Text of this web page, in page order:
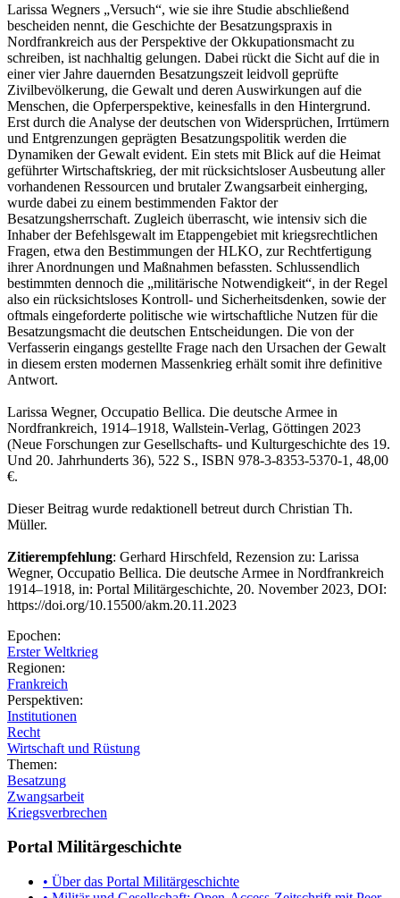
Larissa Wegners „Versuch“, wie sie ihre Studie abschließend
bescheiden nennt, die Geschichte der Besatzungspraxis in
Nordfrankreich aus der Perspektive der Okkupationsmacht zu
schreiben, ist nachhaltig gelungen. Dabei rückt die Sicht auf die in
einer vier Jahre dauernden Besatzungszeit leidvoll geprüfte
Zivilbevölkerung, die Gewalt und deren Auswirkungen auf die
Menschen, die Opferperspektive, keinesfalls in den Hintergrund.
Erst durch die Analyse der deutschen von Widersprüchen, Irrtümern
und Entgrenzungen geprägten Besatzungspolitik werden die
Dynamiken der Gewalt evident. Ein stets mit Blick auf die Heimat
geführter Wirtschaftskrieg, der mit rücksichtsloser Ausbeutung aller
vorhandenen Ressourcen und brutaler Zwangsarbeit einherging,
wurde dabei zu einem bestimmenden Faktor der
Besatzungsherrschaft. Zugleich überrascht, wie intensiv sich die
Inhaber der Befehlsgewalt im Etappengebiet mit kriegsrechtlichen
Fragen, etwa den Bestimmungen der HLKO, zur Rechtfertigung
ihrer Anordnungen und Maßnahmen befassten. Schlussendlich
bestimmten dennoch die „militärische Notwendigkeit“, in der Regel
also ein rücksichtsloses Kontroll- und Sicherheitsdenken, sowie der
oftmals eingeforderte politische wie wirtschaftliche Nutzen für die
Besatzungsmacht die deutschen Entscheidungen. Die von der
Verfasserin eingangs gestellte Frage nach den Ursachen der Gewalt
in diesem ersten modernen Massenkrieg erhält somit ihre definitive
Antwort.
Larissa Wegner, Occupatio Bellica. Die deutsche Armee in
Nordfrankreich, 1914–1918, Wallstein-Verlag, Göttingen 2023
(Neue Forschungen zur Gesellschafts- und Kulturgeschichte des 19.
Und 20. Jahrhunderts 36), 522 S., ISBN 978-3-8353-5370-1, 48,00
€.
Dieser Beitrag wurde redaktionell betreut durch Christian Th.
Müller.
Zitierempfehlung: Gerhard Hirschfeld, Rezension zu: Larissa
Wegner, Occupatio Bellica. Die deutsche Armee in Nordfrankreich
1914–1918, in: Portal Militärgeschichte, 20. November 2023, DOI:
https://doi.org/10.15500/akm.20.11.2023
Epochen:
Erster Weltkrieg
Regionen:
Frankreich
Perspektiven:
Institutionen
Recht
Wirtschaft und Rüstung
Themen:
Besatzung
Zwangsarbeit
Kriegsverbrechen
Portal Militärgeschichte
• Über das Portal Militärgeschichte